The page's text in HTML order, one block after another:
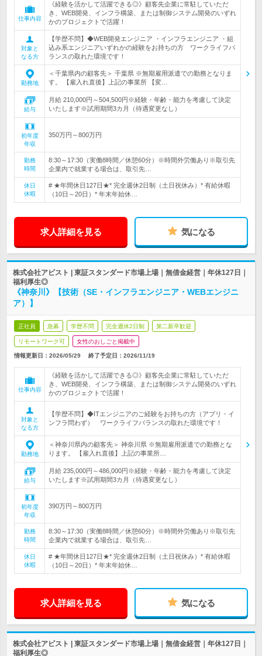
仕事内容
《経験を活かして活躍できる◎》顧客先企業に常駐していただ
き、WEB開発、インフラ構築、または制御システム開発のいずれ
かのプロジェクトで活躍！
対象と
なる方
【学歴不問】◆WEB開発エンジニア ・インフラエンジニア ・組
込み系エンジニアいずれかの経験をお持ちの方 ワークライフバ
ランスの取れた環境です！
勤務地
＜千葉県内の顧客先＞ 千葉県 ※無期雇用派遣での勤務となりま
す。 【雇入れ直後】上記の事業所 【変…
給与
月給 210,000円～504,500円※経験・年齢・能力を考慮して決定
いたします※試用期間3カ月（待遇変更なし）
初年度
年収
350万円～800万円
勤務
時間
8:30～17:30（実働8時間／休憩60分）※時間外労働あり※取引先
企業内で就業する場合は、取引先…
休日
休暇
# ★年間休日127日★* 完全週休2日制（土日祝休み）* 有給休暇
（10日～20日）* 年末年始休…
求人詳細を見る 気になる
株式会社アビスト | 東証スタンダード市場上場｜無借金経営｜年休127日｜
福利厚生◎
《神奈川》【技術（SE・インフラエンジニア・WEBエンジニ
ア）】
正社員 急募 学歴不問 完全週休2日制 第二新卒歓迎
リモートワーク可 女性のおしごと掲載中
情報更新日：2026/05/29 終了予定日： 2026/11/19
仕事内容
《経験を活かして活躍できる◎》顧客先企業に常駐していただ
き、WEB開発、インフラ構築、または制御システム開発のいずれ
かのプロジェクトで活躍！
対象と
なる方
【学歴不問】◆ITエンジニアのご経験をお持ちの方（アプリ・イ
ンフラ問わず） ワークライフバランスの取れた環境です！
勤務地
＜神奈川県内の顧客先＞ 神奈川県 ※無期雇用派遣での勤務とな
ります。 【雇入れ直後】上記の事業所…
給与
月給 235,000円～486,000円※経験・年齢・能力を考慮して決定
いたします※試用期間3カ月（待遇変更なし）
初年度
年収
390万円～800万円
勤務
時間
8:30～17:30（実働8時間／休憩60分）※時間外労働あり※取引先
企業内で就業する場合は、取引先…
休日
休暇
# ★年間休日127日★* 完全週休2日制（土日祝休み）* 有給休暇
（10日～20日）* 年末年始休…
求人詳細を見る 気になる
株式会社アビスト | 東証スタンダード市場上場｜無借金経営｜年休127日｜
福利厚生◎